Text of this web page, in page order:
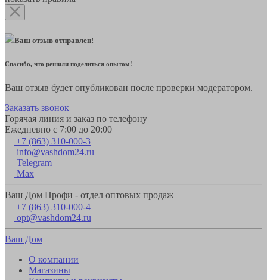
Ваш отзыв отправлен!
Спасибо, что решили поделиться опытом!
Ваш отзыв будет опубликован после проверки модератором.
Заказать звонок
Горячая линия и заказ по телефону
Ежедневно с 7:00 до 20:00
+7 (863) 310-000-3
info@vashdom24.ru
Telegram
Max
Ваш Дом Профи - отдел оптовых продаж
+7 (863) 310-000-4
opt@vashdom24.ru
Ваш Дом
О компании
Магазины